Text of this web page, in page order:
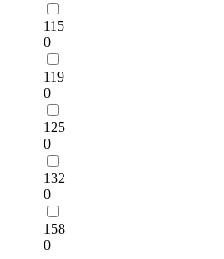
115
0
119
0
125
0
132
0
158
0